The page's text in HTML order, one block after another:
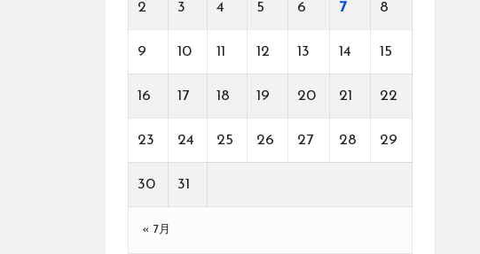
2 3 4 5 6 7 8
9 10 11 12 13 14 15
16 17 18 19 20 21 22
23 24 25 26 27 28 29
30 31
« 7月